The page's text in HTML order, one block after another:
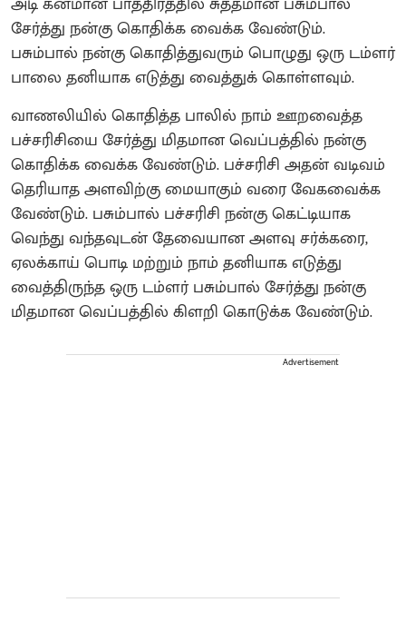
சேர்த்து நன்கு கொதிக்க வைக்க வேண்டும்.
பசும்பால் நன்கு கொதித்துவரும் பொழுது ஒரு டம்ளர்
பாலை தனியாக எடுத்து வைத்துக் கொள்ளவும்.
வாணலியில் கொதித்த பாலில் நாம் ஊறவைத்த
பச்சரிசியை சேர்த்து மிதமான வெப்பத்தில் நன்கு
கொதிக்க வைக்க வேண்டும். பச்சரிசி அதன் வடிவம்
தெரியாத அளவிற்கு மையாகும் வரை வேகவைக்க
வேண்டும். பசும்பால் பச்சரிசி நன்கு கெட்டியாக
வெந்து வந்தவுடன் தேவையான அளவு சர்க்கரை,
ஏலக்காய் பொடி மற்றும் நாம் தனியாக எடுத்து
வைத்திருந்த ஒரு டம்ளர் பசும்பால் சேர்த்து நன்கு
மிதமான வெப்பத்தில் கிளறி கொடுக்க வேண்டும்.
Advertisement